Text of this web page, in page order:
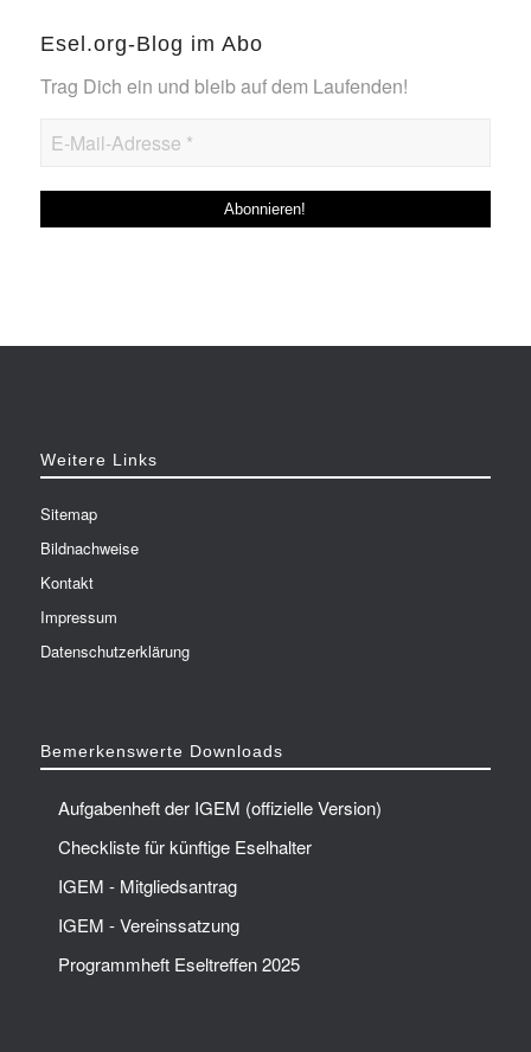
Esel.org-Blog im Abo
Trag Dich ein und bleib auf dem Laufenden!
Weitere Links
Sitemap
Bildnachweise
Kontakt
Impressum
Datenschutzerklärung
Bemerkenswerte Downloads
Aufgabenheft der IGEM (offizielle Version)
Checkliste für künftige Eselhalter
IGEM - Mitgliedsantrag
IGEM - Vereinssatzung
Programmheft Eseltreffen 2025